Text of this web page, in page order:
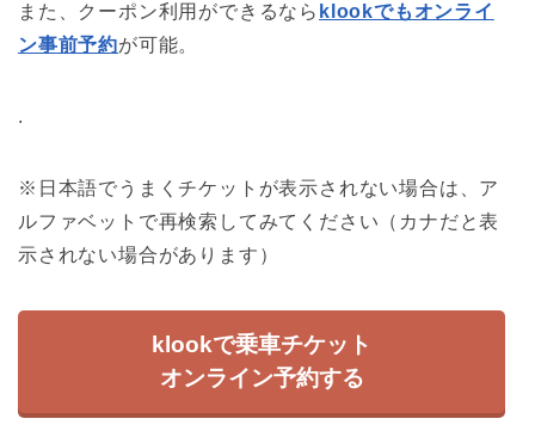
また、クーポン利用ができるなら klookでもオンライ
ン事前予約が可能。
.
※日本語でうまくチケットが表示されない場合は、ア
ルファベットで再検索してみてください（カナだと表
示されない場合があります）
klookで乗車チケット
オンライン予約する